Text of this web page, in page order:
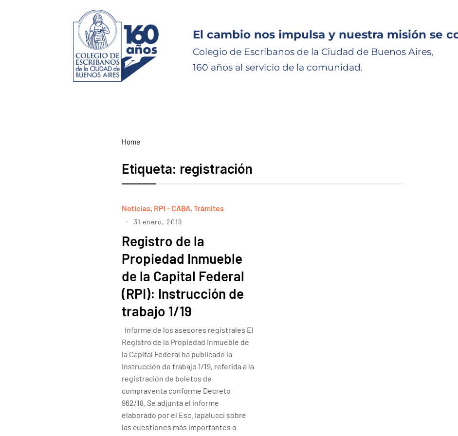
El cambio nos impulsa y nuestra misión se
Colegio de Escribanos de la Ciudad de Buenos Aires,
160 años al servicio de la comunidad.
Home
Etiqueta: registración
Noticias, RPI - CABA, Trámites
31 enero, 2019
Registro de la
Propiedad Inmueble
de la Capital Federal
(RPI): Instrucción de
trabajo 1/19
Informe de los asesores registrales El
Registro de la Propiedad Inmueble de
la Capital Federal ha publicado la
Instrucción de trabajo 1/19, referida a la
registración de boletos de
compraventa conforme Decreto
962/18. Se adjunta el informe
elaborado por el Esc. Iapalucci sobre
las cuestiones más importantes a